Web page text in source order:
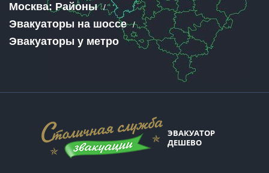
Москва: Районы
Эвакуаторы на шоссе
Эвакуаторы у метро
ЭВАКУАТОР
ДЕШЕВО